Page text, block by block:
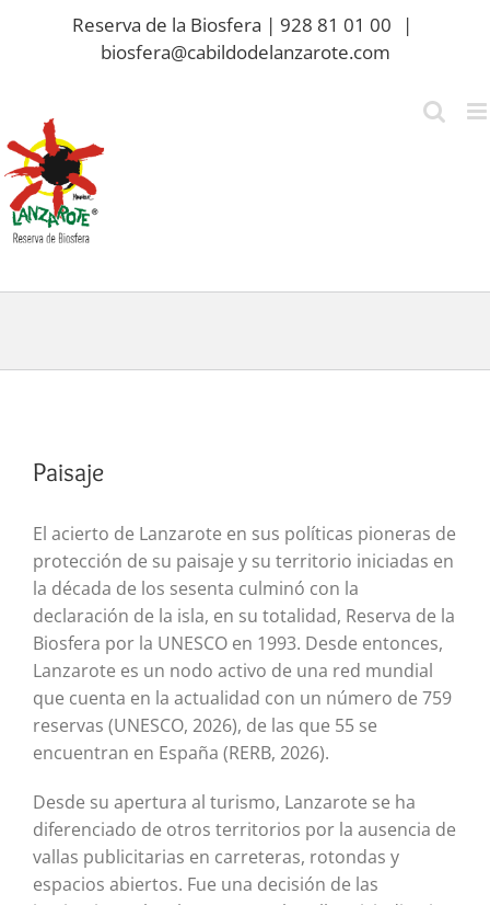
Reserva de la Biosfera | 928 81 01 00
|
biosfera@cabildodelanzarote.com
Paisaje
El acierto de Lanzarote en sus políticas pioneras de
protección de su paisaje y su territorio iniciadas en
la década de los sesenta culminó con la
declaración de la isla, en su totalidad, Reserva de la
Biosfera por la UNESCO en 1993. Desde entonces,
Lanzarote es un nodo activo de una red mundial
que cuenta en la actualidad con un número de 759
reservas (UNESCO, 2026), de las que 55 se
encuentran en España (RERB, 2026).
Desde su apertura al turismo, Lanzarote se ha
diferenciado de otros territorios por la ausencia de
vallas publicitarias en carreteras, rotondas y
espacios abiertos. Fue una decisión de las